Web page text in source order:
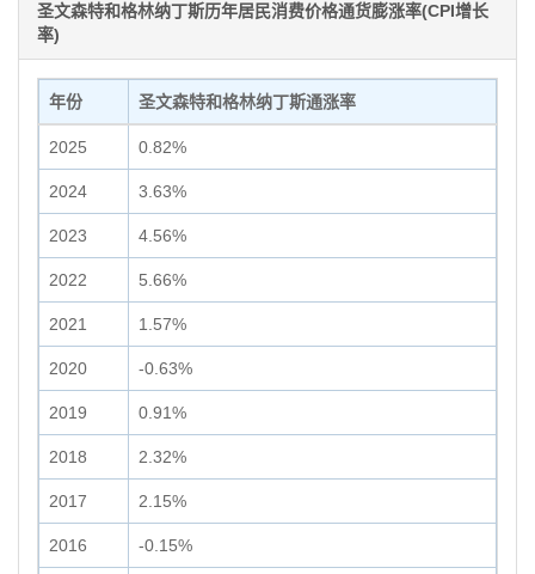
圣文森特和格林纳丁斯历年居民消费价格通货膨涨率(CPI增长
率)
年份 圣文森特和格林纳丁斯通涨率
2025 0.82%
2024 3.63%
2023 4.56%
2022 5.66%
2021 1.57%
2020 -0.63%
2019 0.91%
2018 2.32%
2017 2.15%
2016 -0.15%